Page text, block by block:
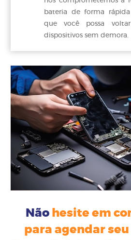
bateria de forma
que você possa
dispositivos sem demora.
Não hesite em
para agendar